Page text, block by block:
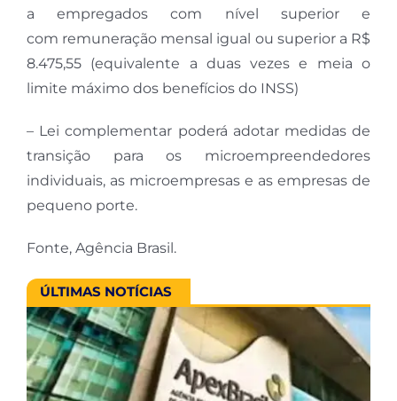
a empregados com nível superior e
com remuneração mensal igual ou superior a R$
8.475,55 (equivalente a duas vezes e meia o
limite máximo dos benefícios do INSS)
– Lei complementar poderá adotar medidas de
transição para os microempreendedores
individuais, as microempresas e as empresas de
pequeno porte.
Fonte, Agência Brasil.
ÚLTIMAS NOTÍCIAS